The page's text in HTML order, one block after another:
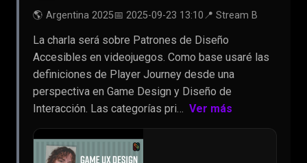
🌎 Argentina 2025📅 2025-09-23 13:10📍 Stream B
La charla será sobre Patrones de Diseño
Accesibles en videojuegos. Como base usaré las
definiciones de Player Journey desde una
perspectiva en Game Design y Diseño de
Interacción. Las categorías pri… Ver más